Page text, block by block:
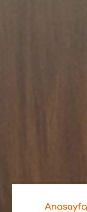
Anasayfa